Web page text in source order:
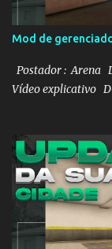
Mod de
Postador : Arena
Vídeo explicativo